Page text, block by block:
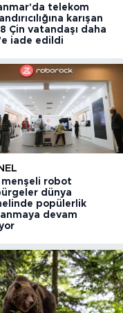
telekom
karışan
Çin vatandaşı daha
iade edildi
menşeli robot
dünya
popülerlik
devam